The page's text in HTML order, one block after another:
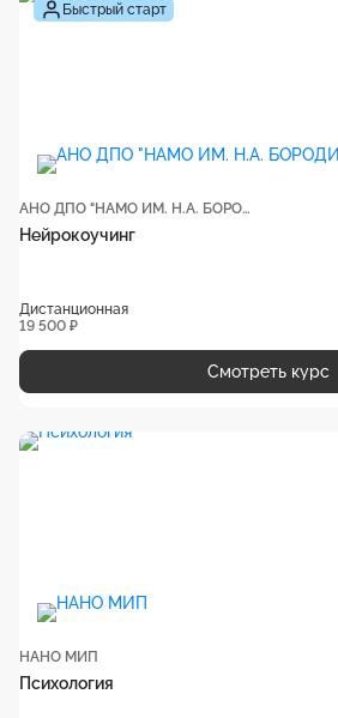
Быстрый старт
АНО ДПО "НАМО ИМ. Н.А. БОРОДИНА"
Нейрокоучинг
Дистанционная
19 500 ₽
Смотреть курс
НАНО МИП
Психология